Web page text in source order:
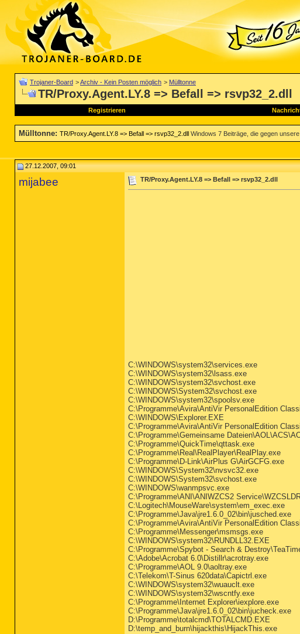
Trojaner-Board >Archiv - Kein Posten möglich > Mülltonne
TR/Proxy.Agent.LY.8 => Befall => rsvp32_2.dll
Registrieren
Mülltonne: TR/Proxy.Agent.LY.8 => Befall => rsvp32_2.dll Windows 7 Beiträge, die gegen
27.12.2007, 09:01
mijabee TR/Proxy.Agent.LY.8 => Befall => rsvp32_2.dll
C:\WINDOWS\system32\services.exe
C:\WINDOWS\system32\lsass.exe
C:\WINDOWS\system32\svchost.exe
C:\WINDOWS\System32\svchost.exe
C:\WINDOWS\system32\spoolsv.exe
C:\Programme\Avira\AntiVir PersonalEdition
C:\WINDOWS\Explorer.EXE
C:\Programme\Avira\AntiVir PersonalEdition
C:\Programme\Gemeinsame
C:\Programme\QuickTime\qttask.exe
C:\Programme\Real\RealPlayer\RealPlay.exe
C:\Programme\D-Link\AirPlus G\AirGCFG.exe
C:\WINDOWS\System32\nvsvc32.exe
C:\WINDOWS\System32\svchost.exe
C:\WINDOWS\wanmpsvc.exe
C:\Programme\ANI\ANIWZCS2
C:\Logitech\MouseWare\system\em_exec.exe
C:\Programme\Java\jre1.6.0_02\bin\jusched.exe
C:\Programme\Avira\AntiVir PersonalEdition
C:\Programme\Messenger\msmsgs.exe
C:\WINDOWS\system32\RUNDLL32.EXE
C:\Programme\Spybot - Search &
C:\Adobe\Acrobat 6.0\Distillr\acrotray.exe
C:\Programme\AOL 9.0\aoltray.exe
C:\Telekom\T-Sinus 620data\Capictrl.exe
C:\WINDOWS\system32\wuauclt.exe
C:\WINDOWS\system32\wscntfy.exe
C:\Programme\Internet Explorer\iexplore.exe
C:\Programme\Java\jre1.6.0_02\bin\jucheck.exe
D:\Programme\totalcmd\TOTALCMD.EXE
D:\temp_and_burn\hijackthis\HijackThis.exe